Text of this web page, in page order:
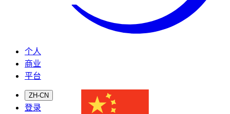
个人
商业
平台
ZH-CN
登录